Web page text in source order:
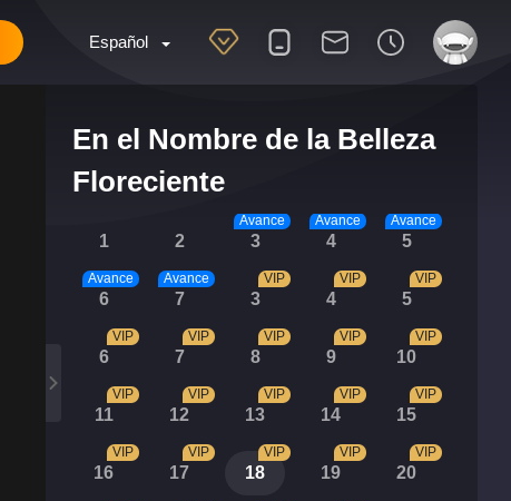
Español
En el Nombre de la Belleza
Floreciente
1 2 3
Avance
4
Avance
5
Avance
6
Avance
7
Avance
3
VIP
4
VIP
5
VIP
6
VIP
7
VIP
8
VIP
9
VIP
10
VIP
11
VIP
12
VIP
13
VIP
14
VIP
15
VIP
16
VIP
17
VIP
18
VIP
19
VIP
20
VIP